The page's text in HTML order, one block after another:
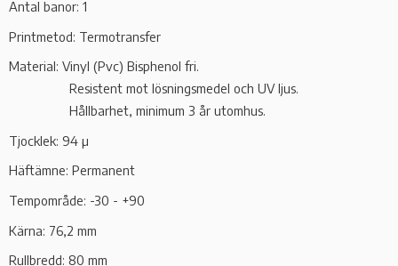
Antal banor: 1
Printmetod: Termotransfer
Material: Vinyl (Pvc) Bisphenol fri.
Resistent mot lösningsmedel och UV ljus.
Hållbarhet, minimum 3 år utomhus.
Tjocklek: 94 µ
Häftämne: Permanent
Tempområde: -30 - +90
Kärna: 76,2 mm
Rullbredd: 80 mm